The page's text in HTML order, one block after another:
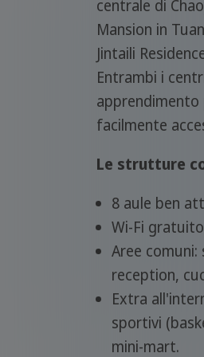
centrale di
Mansion in
Jintaili
Entrambi i
apprendimento
facilmente
Le strutture
8 aule ben
Wi-Fi
Aree comuni:
reception,
Extra
sportivi
mini-mart.